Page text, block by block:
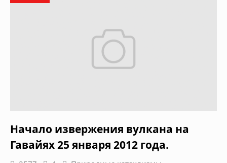
Начало извержения вулкана на
Гавайях 25 января 2012 года.